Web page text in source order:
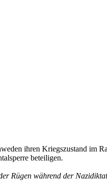
ihren Kriegszustand im
beteiligen.
Rügen während der